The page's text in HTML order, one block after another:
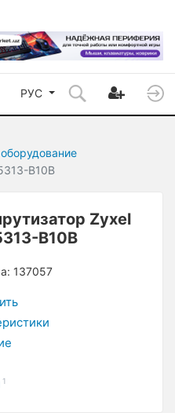
РУС
B10B
Zyxel
B10B
137057
1